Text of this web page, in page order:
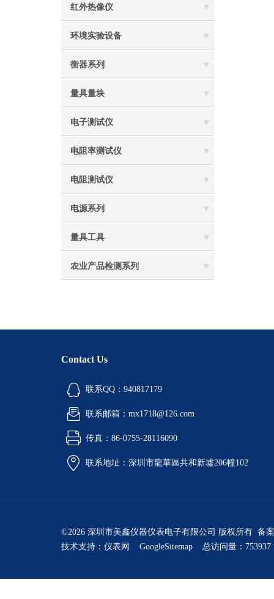
红外热像仪
环境实验设备
衡器系列
量具量块
电子测试仪
电阻率测试仪
电阻测试仪
电源系列
量具工具
农业产品检测系列
Contact Us
联系QQ：940817179
联系邮箱：mx1718@126.com
传真：86-0755-28116090
联系地址：深圳市龍華區共和新墟206幢102
©2026 深圳市美鑫仪器仪表电子有限公司 版权所有 备
技术支持： 仪表网 GoogleSitemap 总访问量：753937